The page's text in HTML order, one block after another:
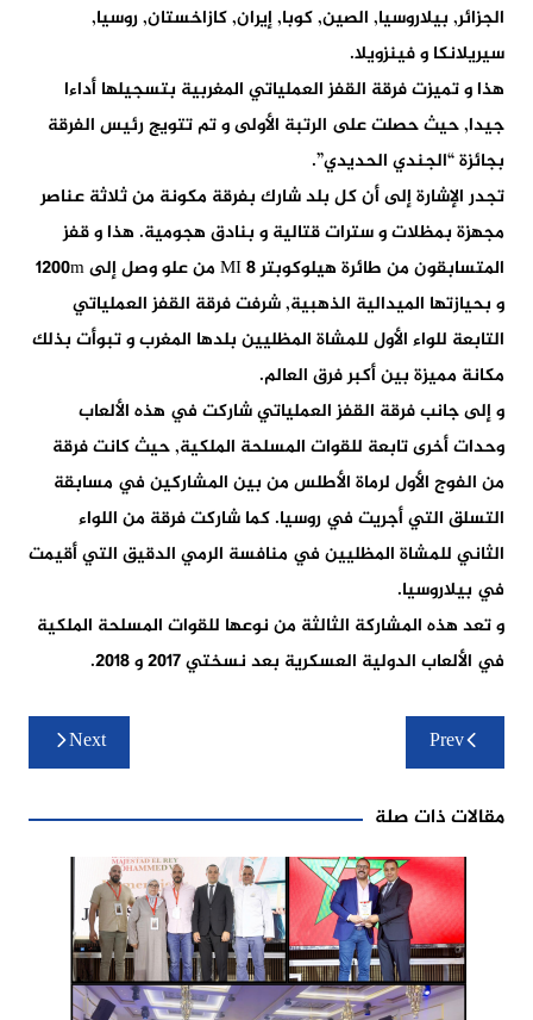
الجزائر, بيلاروسيا, الصين, كوبا, إيران, كازاخستان, روسيا,
سيريلانكا و فينزويلا.
هذا و تميزت فرقة القفز العملياتي المغربية بتسجيلها أداءا
جيدا, حيث حصلت على الرتبة الأولى و تم تتويج رئيس الفرقة
بجائزة “الجندي الحديدي”.
تجدر الإشارة إلى أن كل بلد شارك بفرقة مكونة من ثلاثة عناصر
مجهزة بمظلات و سترات قتالية و بنادق هجومية. هذا و قفز
المتسابقون من طائرة هيلوكوبتر MI 8 من علو وصل إلى 1200m
و بحيازتها الميدالية الذهبية, شرفت فرقة القفز العملياتي
التابعة للواء الأول للمشاة المظليين بلدها المغرب و تبوأت بذلك
مكانة مميزة بين أكبر فرق العالم.
و إلى جانب فرقة القفز العملياتي شاركت في هذه الألعاب
وحدات أخرى تابعة للقوات المسلحة الملكية, حيث كانت فرقة
من الفوج الأول لرماة الأطلس من بين المشاركين في مسابقة
التسلق التي أجريت في روسيا. كما شاركت فرقة من اللواء
الثاني للمشاة المظليين في منافسة الرمي الدقيق التي أقيمت
في بيلاروسيا.
و تعد هذه المشاركة الثالثة من نوعها للقوات المسلحة الملكية
في الألعاب الدولية العسكرية بعد نسختي 2017 و 2018.
تصفّح
المقالاتPrev
Next
مقالات ذات صلة